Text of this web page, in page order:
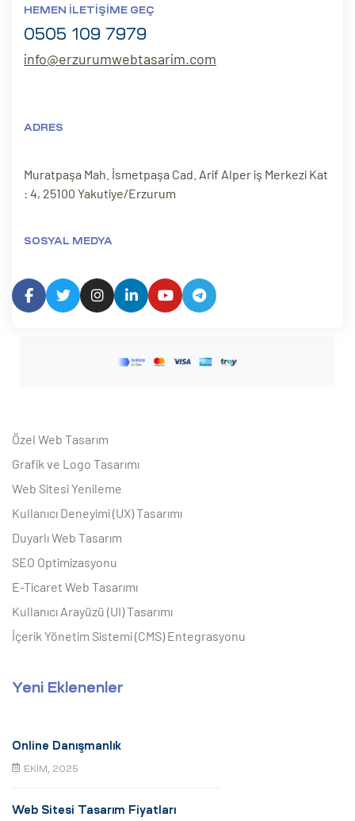
HEMEN İLETIŞIME GEÇ
0505 109 7979
info@erzurumwebtasarim.com
ADRES
Muratpaşa Mah. İsmetpaşa Cad. Arif Alper iş Merkezi Kat
: 4, 25100 Yakutiye/Erzurum
SOSYAL MEDYA
Özel Web Tasarım
Grafik ve Logo Tasarımı
Web Sitesi Yenileme
Kullanıcı Deneyimi (UX) Tasarımı
Duyarlı Web Tasarım
SEO Optimizasyonu
E-Ticaret Web Tasarımı
Kullanıcı Arayüzü (UI) Tasarımı
İçerik Yönetim Sistemi (CMS) Entegrasyonu
Yeni Eklenenler
Online Danışmanlık
EKIM, 2025
Web Sitesi Tasarım Fiyatları